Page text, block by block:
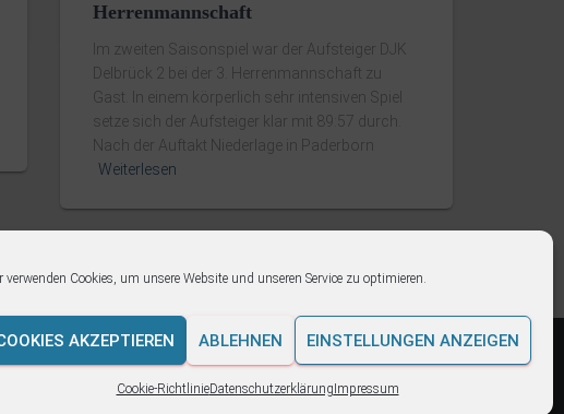
verwenden Cookies, um unsere Website und unseren Service zu optimieren.
AKZEPTIEREN ABLEHNEN EINSTELLUNGEN ANZEIGEN
Cookie-RichtlinieDatenschutzerklärung Impressum
Herrenmannschaft
Im zweiten Saisonspiel war der Aufsteiger DJK
Delbrück 2 bei der 3. Herrenmannschaft zu
Gast. In einem körperlich sehr intensiven Spiel
setze sich der Aufsteiger klar mit 89:57 durch.
Nach der Auftakt Niederlage in Paderborn
Weiterlesen
Hestia | Entwickelt von